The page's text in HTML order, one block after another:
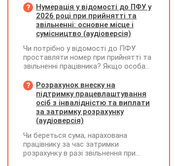
збереження заробітної плати під час
призупинення діяльності
підприємства?
Нумерація у відомості до ПФУ у
2026 році при прийнятті та
звільненні: основне місце і
сумісництво (аудіоверсія)
Чи потрібно у відомості до ПФУ
проставляти номер при прийнятті та
звільненні працівника? Якщо особа
місцем роботи та за сумісництвом,
чи рахується це як два роботодавці?
Розрахунок внеску на
підтримку працевлаштування
осіб з інвалідністю та виплати
за затримку розрахунку
(аудіоверсія)
Чи береться сума, нарахована
працівнику за час затримки
розрахунку в разі звільнення при